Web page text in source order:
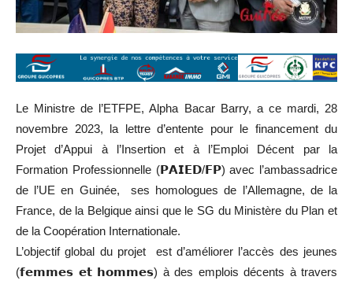
Le Ministre de l’ETFPE, Alpha Bacar Barry, a ce mardi, 28
novembre 2023, la lettre d’entente pour le financement du
Projet d’Appui à l’Insertion et à l’Emploi Décent par la
Formation Professionnelle (𝗣𝗔𝗜𝗘𝗗/𝗙𝗣) avec l’ambassadrice
de l’UE en Guinée, ses homologues de l’Allemagne, de la
France, de la Belgique ainsi que le SG du Ministère du Plan et
de la Coopération Internationale.
L’objectif global du projet est d’améliorer l’accès des jeunes
(𝗳𝗲𝗺𝗺𝗲𝘀 𝗲𝘁 𝗵𝗼𝗺𝗺𝗲𝘀) à des emplois décents à travers